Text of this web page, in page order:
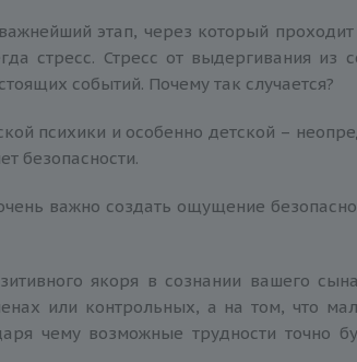
этап, через который
стресс. Стресс от выдергивания из
событий. Почему так случается?
психики и особенно детской –
безопасности.
важно создать ощущение
якоря в сознании вашего
или контрольных, а на том, что
чему возможные трудности точно